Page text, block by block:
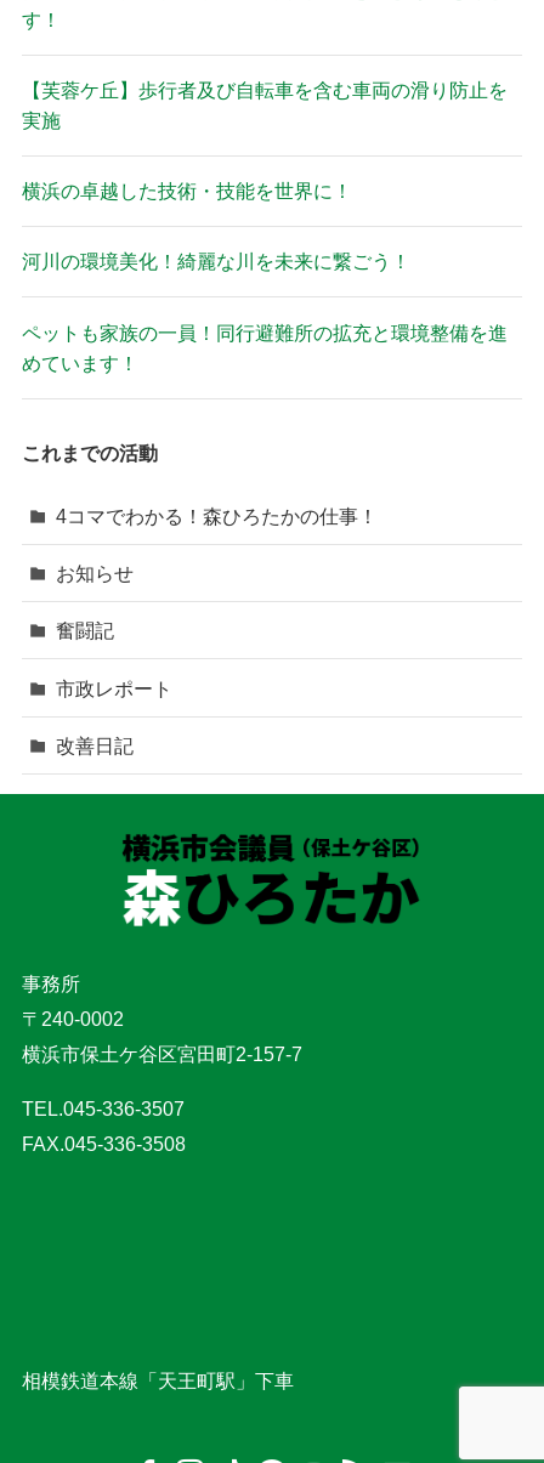
す！
【芙蓉ケ丘】歩行者及び自転車を含む車両の滑り防止を
実施
横浜の卓越した技術・技能を世界に！
河川の環境美化！綺麗な川を未来に繋ごう！
ペットも家族の一員！同行避難所の拡充と環境整備を進
めています！
これまでの活動
4コマでわかる！森ひろたかの仕事！
お知らせ
奮闘記
市政レポート
改善日記
事務所
〒240-0002
横浜市保土ケ谷区宮田町2-157-7
TEL.045-336-3507
FAX.045-336-3508
相模鉄道本線「天王町駅」下車